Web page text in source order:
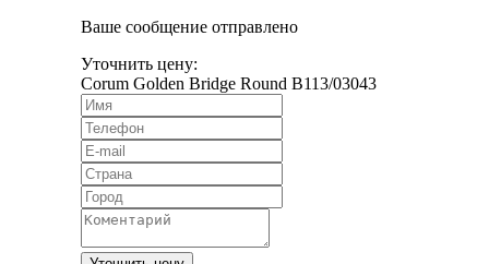
Ваше сообщение отправлено
Уточнить цену:
Corum Golden Bridge Round B113/03043